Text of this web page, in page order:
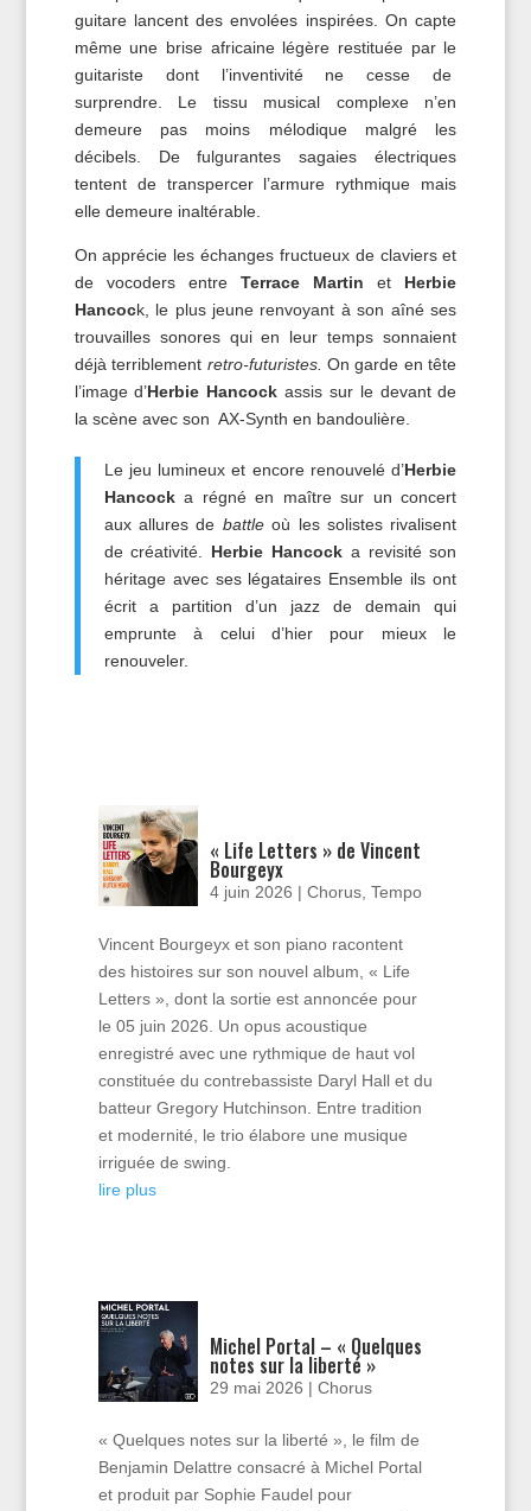
guitare lancent des envolées inspirées. On capte
même une brise africaine légère restituée par le
guitariste dont l’inventivité ne cesse de
surprendre. Le tissu musical complexe n’en
demeure pas moins mélodique malgré les
décibels. De fulgurantes sagaies électriques
tentent de transpercer l’armure rythmique mais
elle demeure inaltérable.
On apprécie les échanges fructueux de claviers et
de vocoders entre Terrace Martin et Herbie
Hancock, le plus jeune renvoyant à son aîné ses
trouvailles sonores qui en leur temps sonnaient
déjà terriblement retro-futuristes. On garde en tête
l’image d’Herbie Hancock assis sur le devant de
la scène avec son AX-Synth en bandoulière.
Le jeu lumineux et encore renouvelé d’Herbie
Hancocka régné en maître sur un concert
aux allures de battleoù les solistes rivalisent
de créativité.
Herbie Hancock a revisité son
héritage avec ses légataires Ensemble ils ont
écrit a partition d’un jazz de demain qui
emprunte à celui d’hier pour mieux le
renouveler.
« Life Letters » de Vincent
Bourgeyx
4 juin 2026 |Chorus ,Tempo
Vincent Bourgeyx et son piano racontent
des histoires sur son nouvel album, « Life
Letters », dont la sortie est annoncée pour
le 05 juin 2026. Un opus acoustique
enregistré avec une rythmique de haut vol
constituée du contrebassiste Daryl Hall et du
batteur Gregory Hutchinson. Entre tradition
et modernité, le trio élabore une musique
irriguée de swing.
lire plus
Michel Portal – « Quelques
notes sur la liberté »
29 mai 2026 |Chorus
« Quelques notes sur la liberté », le film de
Benjamin Delattre consacré à Michel Portal
et produit par Sophie Faudel pour